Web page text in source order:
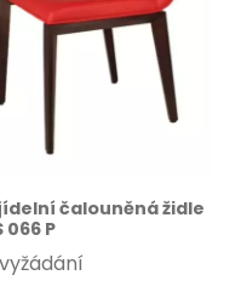
čalouněná židle
P